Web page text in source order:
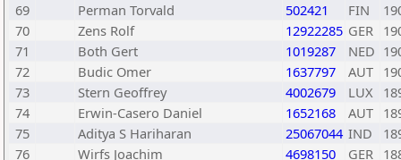
69
Perman Torvald 502421 FIN
70
Zens Rolf 12922285 GER
71
Both Gert 1019287 NED
72
Budic Omer 1637797 AUT
73
Stern Geoffrey 4002679 LUX
74
Erwin-Casero Daniel 1652168 AUT
75
Aditya S Hariharan 25067044 IND
76
Wirfs Joachim 4698150 GER